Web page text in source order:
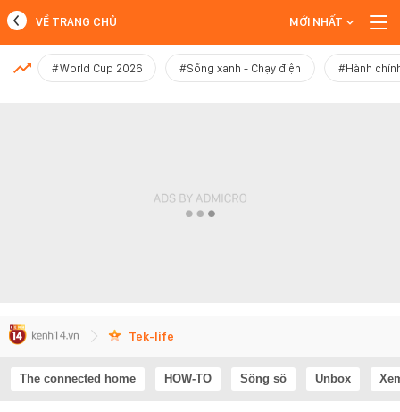
MỚI NHẤT
VỀ TRANG CHỦ MỚI NHẤT
#World Cup 2026 #Sống xanh - Chạy điện #Hành
Tek-life
The connected home HOW-TO Sống số Unbox